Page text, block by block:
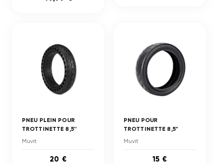
PNEU PLEIN POUR
TROTTINETTE 8,5''
Muvit
20 €
PNEU POUR
TROTTINETTE 8,5"
Muvit
15 €